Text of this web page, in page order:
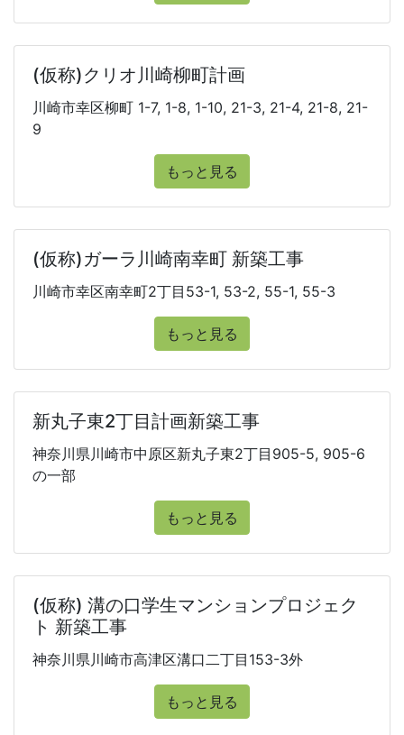
(仮称)クリオ川崎柳町計画
川崎市幸区柳町 1-7, 1-8, 1-10, 21-3, 21-4, 21-8, 21-
9
もっと見る
(仮称)ガーラ川崎南幸町 新築工事
川崎市幸区南幸町2丁目53-1, 53-2, 55-1, 55-3
もっと見る
新丸子東2丁目計画新築工事
神奈川県川崎市中原区新丸子東2丁目905-5, 905-6
の一部
もっと見る
(仮称) 溝の口学生マンションプロジェク
ト 新築工事
神奈川県川崎市高津区溝口二丁目153-3外
もっと見る